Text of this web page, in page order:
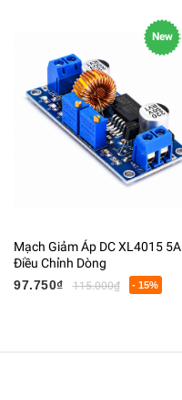
New
Mạch Giảm Áp DC XL4015 5A
Điều Chỉnh Dòng
97.750₫
115.000₫ - 15%